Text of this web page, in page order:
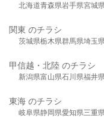
北海道青森県岩手県宮城
関東 のチラシ
茨城県栃木県群馬県埼玉
甲信越・北陸 のチラシ
新潟県富山県石川県福井
東海 のチラシ
岐阜県静岡県愛知県三重